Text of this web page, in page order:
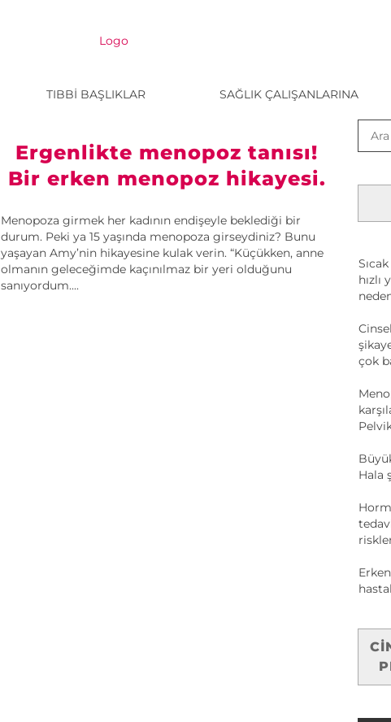
TIBBI BAŞLIKLAR SAĞLIK ÇALIŞANLARINA
Ergenlikte menopoz tanısı!
Bir erken menopoz hikayesi.
Menopoza girmek her kadının endişeyle beklediği bir
durum. Peki ya 15 yaşında menopoza girseydiniz? Bunu
yaşayan Amy’nin hikayesine kulak verin. “Küçükken, anne
olmanın geleceğimde kaçınılmaz bir yeri olduğunu
sanıyordum....
hızlı
çok
Hala